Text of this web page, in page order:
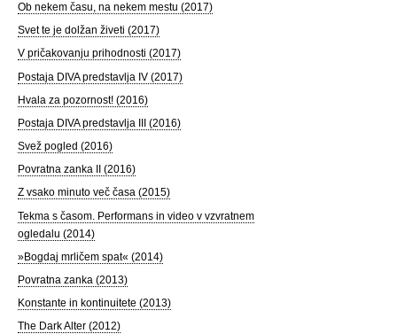
Ob nekem času, na nekem mestu (2017)
Svet te je dolžan živeti (2017)
V pričakovanju prihodnosti (2017)
Postaja DIVA predstavlja IV (2017)
Hvala za pozornost! (2016)
Postaja DIVA predstavlja III (2016)
Svež pogled (2016)
Povratna zanka II (2016)
Z vsako minuto več časa (2015)
Tekma s časom. Performans in video v vzvratnem
ogledalu (2014)
»Bogdaj mrličem spat« (2014)
Povratna zanka (2013)
Konstante in kontinuitete (2013)
The Dark Alter (2012)